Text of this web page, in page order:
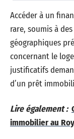
Accéder à un
rare, soumis à
géographiques
concernant le
justificatifs
d’un prêt
Lire également :
immobilier au